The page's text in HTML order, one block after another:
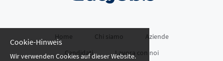
Home Chi siamo
Aziende
Candidati
Lavora con noi
Cookie-Hinweis
Wir verwenden Cookies auf dieser Website.